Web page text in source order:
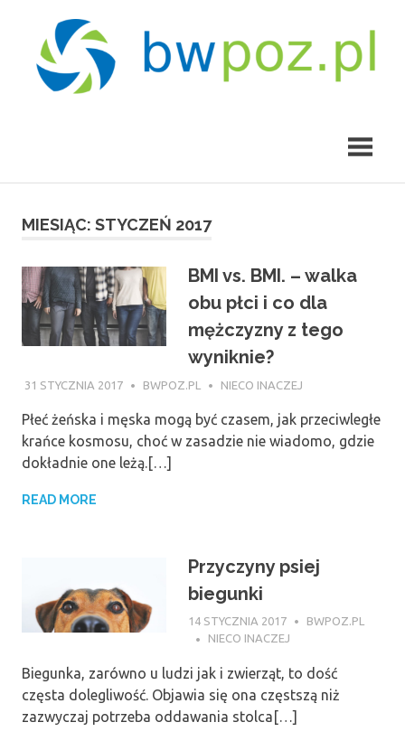
content
MIESIĄC: STYCZEŃ 2017
BMI vs. BMI. – walka
obu płci i co dla
mężczyzny z tego
wyniknie?
31 STYCZNIA 2017 BWPOZ.PL NIECO INACZEJ
Płeć żeńska i męska mogą być czasem, jak przeciwległe
krańce kosmosu, choć w zasadzie nie wiadomo, gdzie
dokładnie one leżą.[…]
READ MORE
Przyczyny psiej
biegunki
14 STYCZNIA 2017
BWPOZ.PL
NIECO INACZEJ
Biegunka, zarówno u ludzi jak i zwierząt, to dość
częsta dolegliwość. Objawia się ona częstszą niż
zazwyczaj potrzeba oddawania stolca[…]